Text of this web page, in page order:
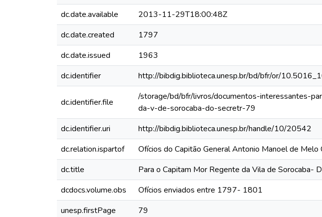
dc.date.available
2013-11-29T18:00:48Z
dc.date.created
1797
dc.date.issued
1963
dc.identifier
http://bibdig.biblioteca.unesp.br/bd/bfr/or/
dc.identifier.file
/storage/bd/bfr/livros/documentos-interessantes-
da-v-de-sorocaba-do-secretr-79
dc.identifier.uri
http://bibdig.biblioteca.unesp.br/handle/10/20542
dc.relation.ispartof
Ofícios do Capitão General Antonio Manoel de
dc.title
Para o Capitam Mor Regente da Vila de Sorocaba-
dcdocs.volume.obs
Ofícios enviados entre 1797- 1801
unesp.firstPage
79